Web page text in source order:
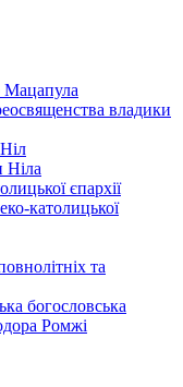
Мацапула
владики
Ніла
єпархії
католицької
та
богословська
Ромжі